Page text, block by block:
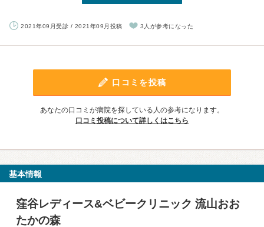
2021年09月受診 / 2021年09月投稿 3人が参考になった
口コミを投稿
あなたの口コミが病院を探している人の参考になります。
口コミ投稿について詳しくはこちら
基本情報
窪谷レディース&ベビークリニック 流山おお
たかの森